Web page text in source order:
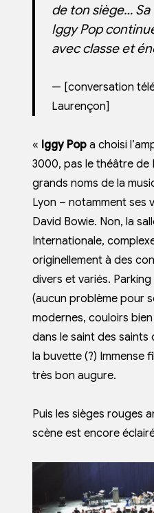
de ton siège…
Iggy Pop
avec classe et
[conversation
Laurençon]
« Iggy Pop a choisi
3000, pas le théâtre de
grands noms de la
Lyon – notamment ses
David Bowie. Non, la
Internationale,
originellement à des
divers et variés.
(aucun problème pour
modernes, couloirs
dans le saint des saints
la buvette (?) Immense
très bon augure.
Puis les sièges rouges
scène est encore